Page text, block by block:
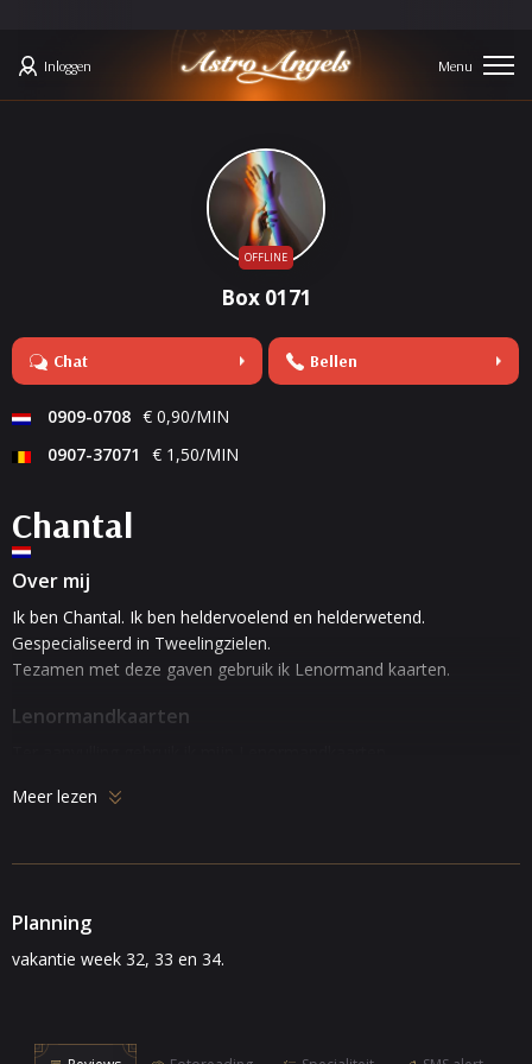
Inloggen
OFFLINE
Box 0171
Chat Bellen
0909-0708 € 0,90/MIN
0907-37071
€ 1,50/MIN
Chantal
Over mij
Ik ben Chantal. Ik ben heldervoelend en helderwetend.
Gespecialiseerd in Tweelingzielen.
Tezamen met deze gaven gebruik ik Lenormand kaarten.
Lenormandkaarten
Tweelingzielen en Coaching
mij terecht voor:
• Transformaties/processen zoals herkenning, erkenning,
acceptatie en loslaten
• Bewustwording
• Coaching
Meer lezen
Planning
vakantie week 32, 33 en 34.